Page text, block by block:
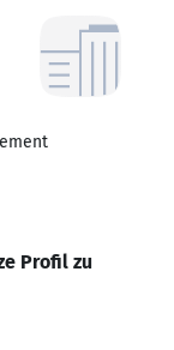
Profil zu